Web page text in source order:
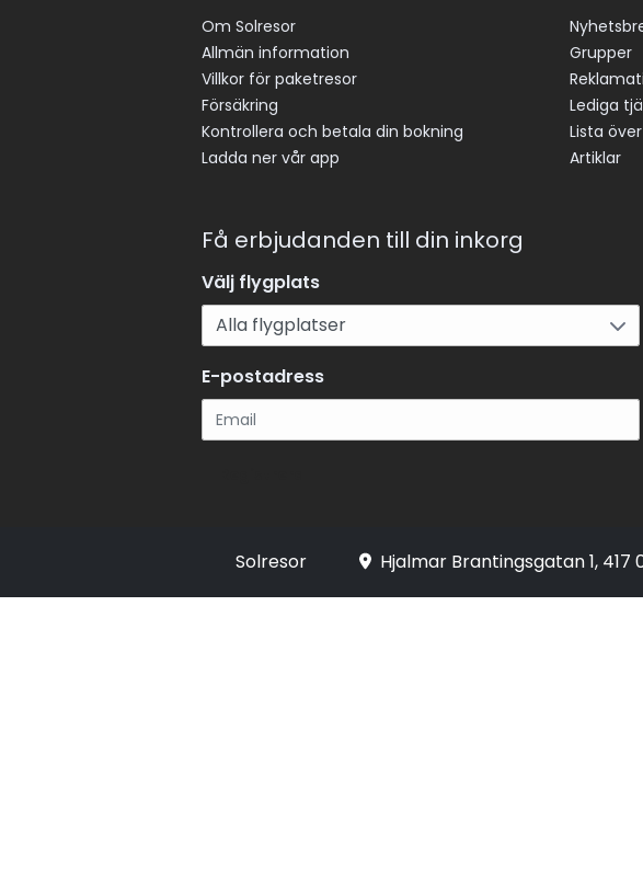
Om Solresor
Allmän information
Villkor för paketresor
Försäkring
Kontrollera och betala din bokning
Ladda ner vår app
Grupper
Lediga
Lista
Artiklar
Få erbjudanden till din inkorg
Välj flygplats
E-postadress
Solresor Hjalmar Brantingsgatan 1, 417